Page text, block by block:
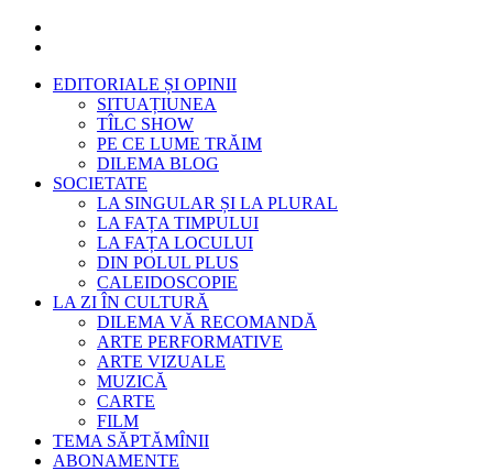
EDITORIALE ȘI OPINII
SITUAȚIUNEA
TÎLC SHOW
PE CE LUME TRĂIM
DILEMA BLOG
SOCIETATE
LA SINGULAR ȘI LA PLURAL
LA FAȚA TIMPULUI
LA FAȚA LOCULUI
DIN POLUL PLUS
CALEIDOSCOPIE
LA ZI ÎN CULTURĂ
DILEMA VĂ RECOMANDĂ
ARTE PERFORMATIVE
ARTE VIZUALE
MUZICĂ
CARTE
FILM
TEMA SĂPTĂMÎNII
ABONAMENTE